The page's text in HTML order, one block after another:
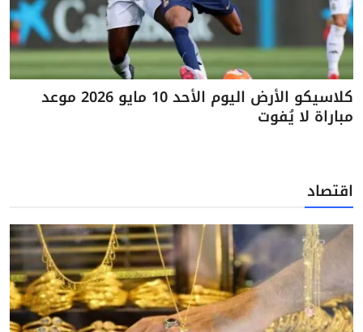
كلاسيكو الأرض اليوم الأحد 10 مايو 2026 موعد
مباراة لا يُفوت
اقتصاد